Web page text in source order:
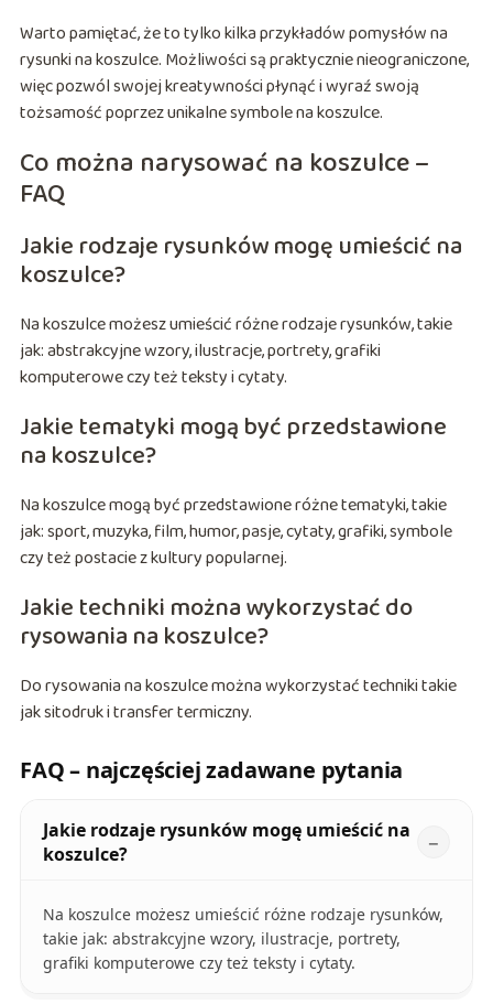
Warto pamiętać, że to tylko kilka przykładów pomysłów na
rysunki na koszulce. Możliwości są praktycznie nieograniczone,
więc pozwól swojej kreatywności płynąć i wyraź swoją
tożsamość poprzez unikalne symbole na koszulce.
Co można narysować na koszulce –
FAQ
Jakie rodzaje rysunków mogę umieścić na
koszulce?
Na koszulce możesz umieścić różne rodzaje rysunków, takie
jak: abstrakcyjne wzory, ilustracje, portrety, grafiki
komputerowe czy też teksty i cytaty.
Jakie tematyki mogą być przedstawione
na koszulce?
Na koszulce mogą być przedstawione różne tematyki, takie
jak: sport, muzyka, film, humor, pasje, cytaty, grafiki, symbole
czy też postacie z kultury popularnej.
Jakie techniki można wykorzystać do
rysowania na koszulce?
Do rysowania na koszulce można wykorzystać techniki takie
jak sitodruk i transfer termiczny.
FAQ – najczęściej zadawane pytania
Jakie rodzaje rysunków mogę umieścić na
koszulce?
Na koszulce możesz umieścić różne rodzaje rysunków,
takie jak: abstrakcyjne wzory, ilustracje, portrety,
grafiki komputerowe czy też teksty i cytaty.